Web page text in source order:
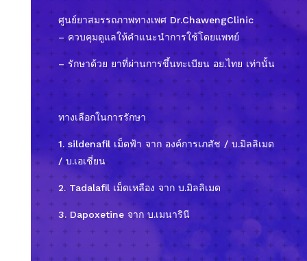
ศูนย์ยาสมรรถภาพทางเพศ Dr.ChawengClinic
– ควบคุมดูแลให้คำแนะนำการใช้โดยแพทย์
– รักษาด้วย ยาที่ผ่านการขึ้นทะเบียน อย.ไทย เท่านั้น
ทางเลือกในการรักษา
1. sildenafil เม็ดฟ้า จาก องค์การเภสัช / บ.มิลลิเมด
/ บ.เอเชี่ยน
2. Tadalafil เม็ดเหลือง จาก บ.มิลลิเมด
3. Dapoxetine จาก บ.เมนารินี